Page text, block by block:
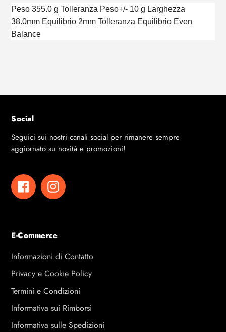
Peso 355.0 g Tolleranza Peso+/- 10 g Larghezza
38.0mm Equilibrio 2mm Tolleranza Equilibrio Even
Balance
Social
Seguici sui nostri canali social per rimanere sempre
aggiornato su novità e promozioni!
FacebookInstagram
E-Commerce
Informazioni di Contatto
Privacy e Cookie Policy
Termini e Condizioni
Informativa sui Rimborsi
Informativa sulle Spedizioni